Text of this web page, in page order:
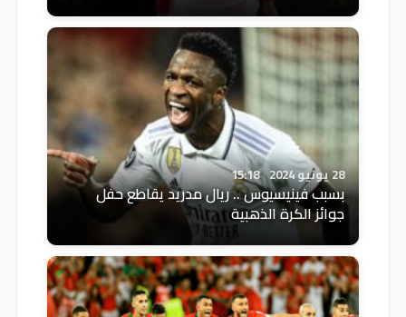
28 يونيو 2024 15:18
بسبب فينيسيوس .. ريال مدريد يقاطع حفل
جوائز الكرة الذهبية